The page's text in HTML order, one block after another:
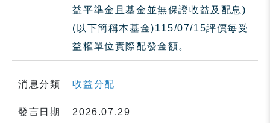
益平準金且基金並無保證收益及配息)
(以下簡稱本基金)115/07/15評價每受
益權單位實際配發金額。
消息分類 收益分配
發言日期 2026.07.29